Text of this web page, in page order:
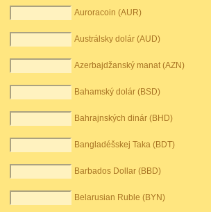
Auroracoin (AUR)
Austrálsky dolár (AUD)
Azerbajdžanský manat (AZN)
Bahamský dolár (BSD)
Bahrajnských dinár (BHD)
Bangladéšskej Taka (BDT)
Barbados Dollar (BBD)
Belarusian Ruble (BYN)